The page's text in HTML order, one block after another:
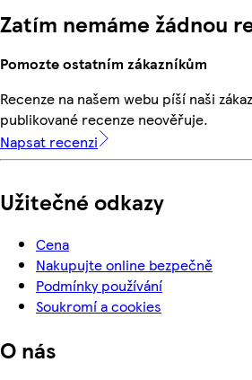
Zatím nemáme žádnou
Pomozte ostatním zákazníkům
Recenze na našem webu píší naši
publikované recenze neověřuje.
Napsat recenzi
Užitečné odkazy
Cena
Nakupujte online bezpečně
Podmínky používání
Soukromí a cookies
O nás